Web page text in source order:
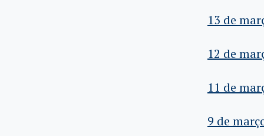
13 de
12 de
11 de
9 de